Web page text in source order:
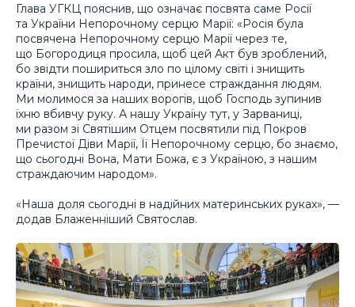
Глава УГКЦ пояснив, що означає посвята саме Росії
та України Непорочному серцю Марії: «Росія була
посвячена Непорочному серцю Марії через те,
що Богородиця просила, щоб цей Акт був зроблений,
бо звідти пошириться зло по цілому світі і знищить
країни, знищить народи, принесе страждання людям.
Ми молимося за наших ворогів, щоб Господь зупинив
їхню вбивчу руку. А нашу Україну тут, у Зарваниці,
ми разом зі Святішим Отцем посвятили під Покров
Пречистої Діви Марії, Її Непорочному серцю, бо знаємо,
що сьогодні Вона, Мати Божа, є з Україною, з нашим
страждаючим народом».
«Наша доля сьогодні в надійних материнських руках», —
додав Блаженніший Святослав.